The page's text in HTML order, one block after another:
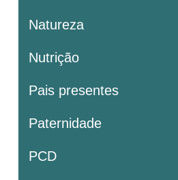
Natureza
Nutrição
Pais presentes
Paternidade
PCD